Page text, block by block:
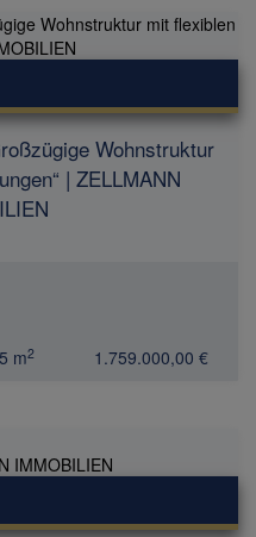
Wohnstruktur
| ZELLMANN
m2 1.759.000,00 €